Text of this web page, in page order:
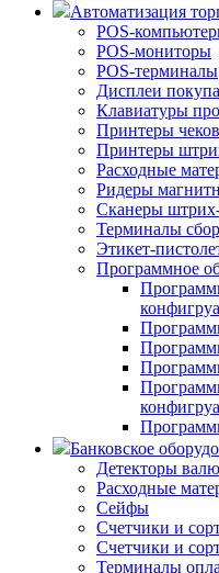
Автоматизация
POS-
POS-мониторы
POS-терминалы
Дисплеи
Клавиатуры
Принтеры чеков
Принтеры
Расходные
Ридеры
Сканеры
Терминалы
Этикет-
Программное
Банковское
Детекторы
Расходные
Сейфы
Счетчики и
Счетчики и
Терминалы